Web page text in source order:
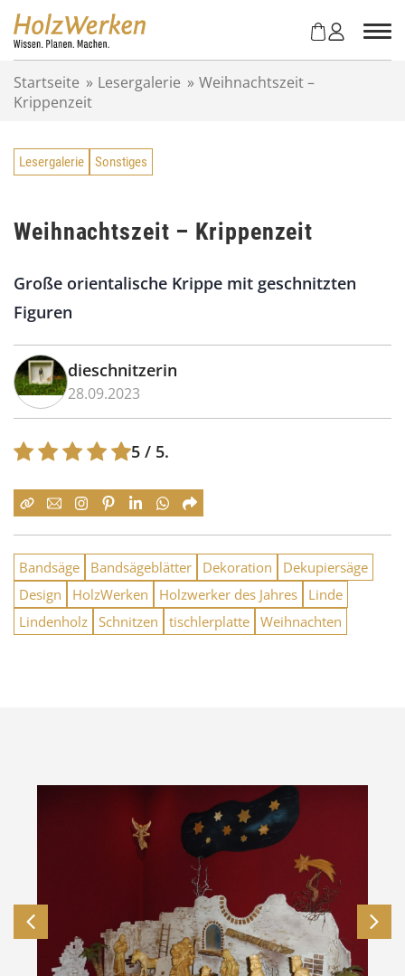
Startseite » Lesergalerie » Weihnachtszeit –
Krippenzeit
Lesergalerie Sonstiges
Weihnachtszeit – Krippenzeit
Große orientalische Krippe mit geschnitzten
Figuren
dieschnitzerin
28.09.2023
5 / 5.
Bandsäge Bandsägeblätter Dekoration
Dekupiersäge
Design
HolzWerken Holzwerker des Jahres
Linde
Lindenholz Schnitzen tischlerplatte Weihnachten